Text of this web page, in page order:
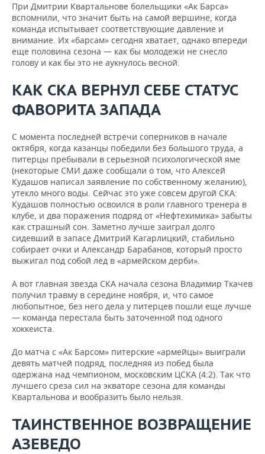
При Дмитрии Квартальнове болельщики «Ак Барса»
вспомнили, что значит быть на самой вершине, когда
команда испытывает соответствующие давление и
внимание. Их «барсам» сегодня хватает, однако впереди
еще половина сезона — как бы молодежи не снесло
голову и как бы это не аукнулось весной.
КАК СКА ВЕРНУЛ СЕБЕ СТАТУС
ФАВОРИТА ЗАПАДА
С момента последней встречи соперников в начале
октября, когда казанцы победили без большого труда, а
питерцы пребывали в серьезной психологической яме
(некоторые СМИ даже сообщали о том, что Алексей
Кудашов написал заявление по собственному желанию),
утекло много воды. Сейчас это уже совсем другой СКА:
Кудашов полностью освоился в роли главного тренера в
клубе, и два поражения подряд от «Нефтехимика» забыты
как страшный сон. Заметно лучше заиграл долго
сидевший в запасе Дмитрий Кагарлицкий, стабильно
собирает очки и Александр Барабанов, который просто
выжигал под собой лед в «армейском дерби».
А вот главная звезда СКА начала сезона Владимир Ткачев
получил травму в середине ноября, и, что самое
любопытное, без него дела у питерцев пошли еще лучше
— команда перестала быть заточенной под одного
хоккеиста.
До матча с «Ак Барсом» питерские «армейцы» выиграли
девять матчей подряд, последняя из побед была
одержана над чемпионом, московским ЦСКА (4:2). Так что
лучшего среза сил на экваторе сезона для команды
Квартальнова и вообразить было нельзя.
ТАИНСТВЕННОЕ ВОЗВРАЩЕНИЕ
АЗЕВЕДО